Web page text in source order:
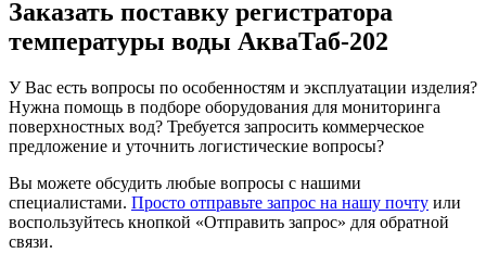
Заказать поставку регистратора
температуры воды АкваТаб-202
У Вас есть вопросы по особенностям и эксплуатации изделия?
Нужна помощь в подборе оборудования для мониторинга
поверхностных вод? Требуется запросить коммерческое
предложение и уточнить логистические вопросы?
Вы можете обсудить любые вопросы с нашими
специалистами. Просто отправьте запрос на нашу почту или
воспользуйтесь кнопкой «Отправить запрос» для обратной
связи.